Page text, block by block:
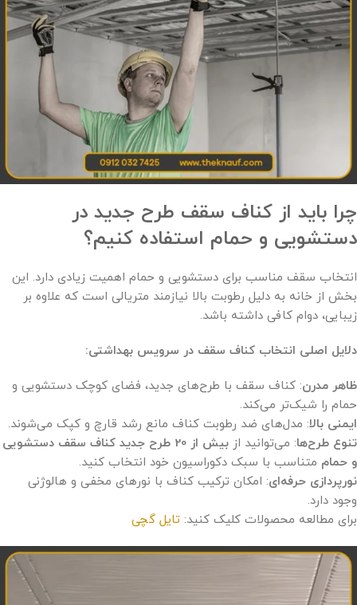
چرا باید از کناف سقف طرح جدید در
دستشویی و حمام استفاده کنیم؟
انتخاب سقف مناسب برای دستشویی و حمام اهمیت زیادی دارد. این
بخش از خانه به دلیل رطوبت بالا نیازمند متریالی است که علاوه بر
زیبایی، دوام کافی داشته باشد.
دلایل اصلی انتخاب کناف سقف در سرویس بهداشتی:
ظاهر مدرن: کناف سقف با طرح‌های جدید، فضای کوچک دستشویی و
حمام را شیک‌تر می‌کند.
ایمنی بالا: مدل‌های ضد رطوبت کناف مانع رشد قارچ و کپک می‌شوند.
تنوع طرح‌ها: می‌توانید از
بیش از 20 طرح جدید کناف سقف دستشویی
و حمام متناسب با سبک دکوراسیون خود انتخاب کنید.
نورپردازی حرفه‌ای: امکان ترکیب کناف با نورهای مخفی و هالوژنی
وجود دارد.
برای مطالعه محصولات کلیک کنید: تایل گچی